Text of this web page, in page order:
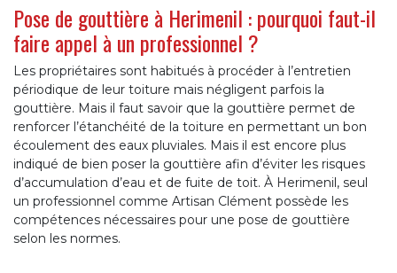
Pose de gouttière à Herimenil : pourquoi faut-il
faire appel à un professionnel ?
Les propriétaires sont habitués à procéder à l’entretien
périodique de leur toiture mais négligent parfois la
gouttière. Mais il faut savoir que la gouttière permet de
renforcer l’étanchéité de la toiture en permettant un bon
écoulement des eaux pluviales. Mais il est encore plus
indiqué de bien poser la gouttière afin d’éviter les risques
d’accumulation d’eau et de fuite de toit. À Herimenil, seul
un professionnel comme Artisan Clément possède les
compétences nécessaires pour une pose de gouttière
selon les normes.